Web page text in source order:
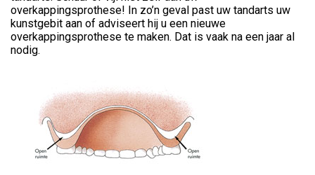
overkappingsprothese! In zo’n geval past uw tandarts uw
kunstgebit aan of adviseert hij u een nieuwe
overkappingsprothese te maken. Dat is vaak na een jaar al
nodig.